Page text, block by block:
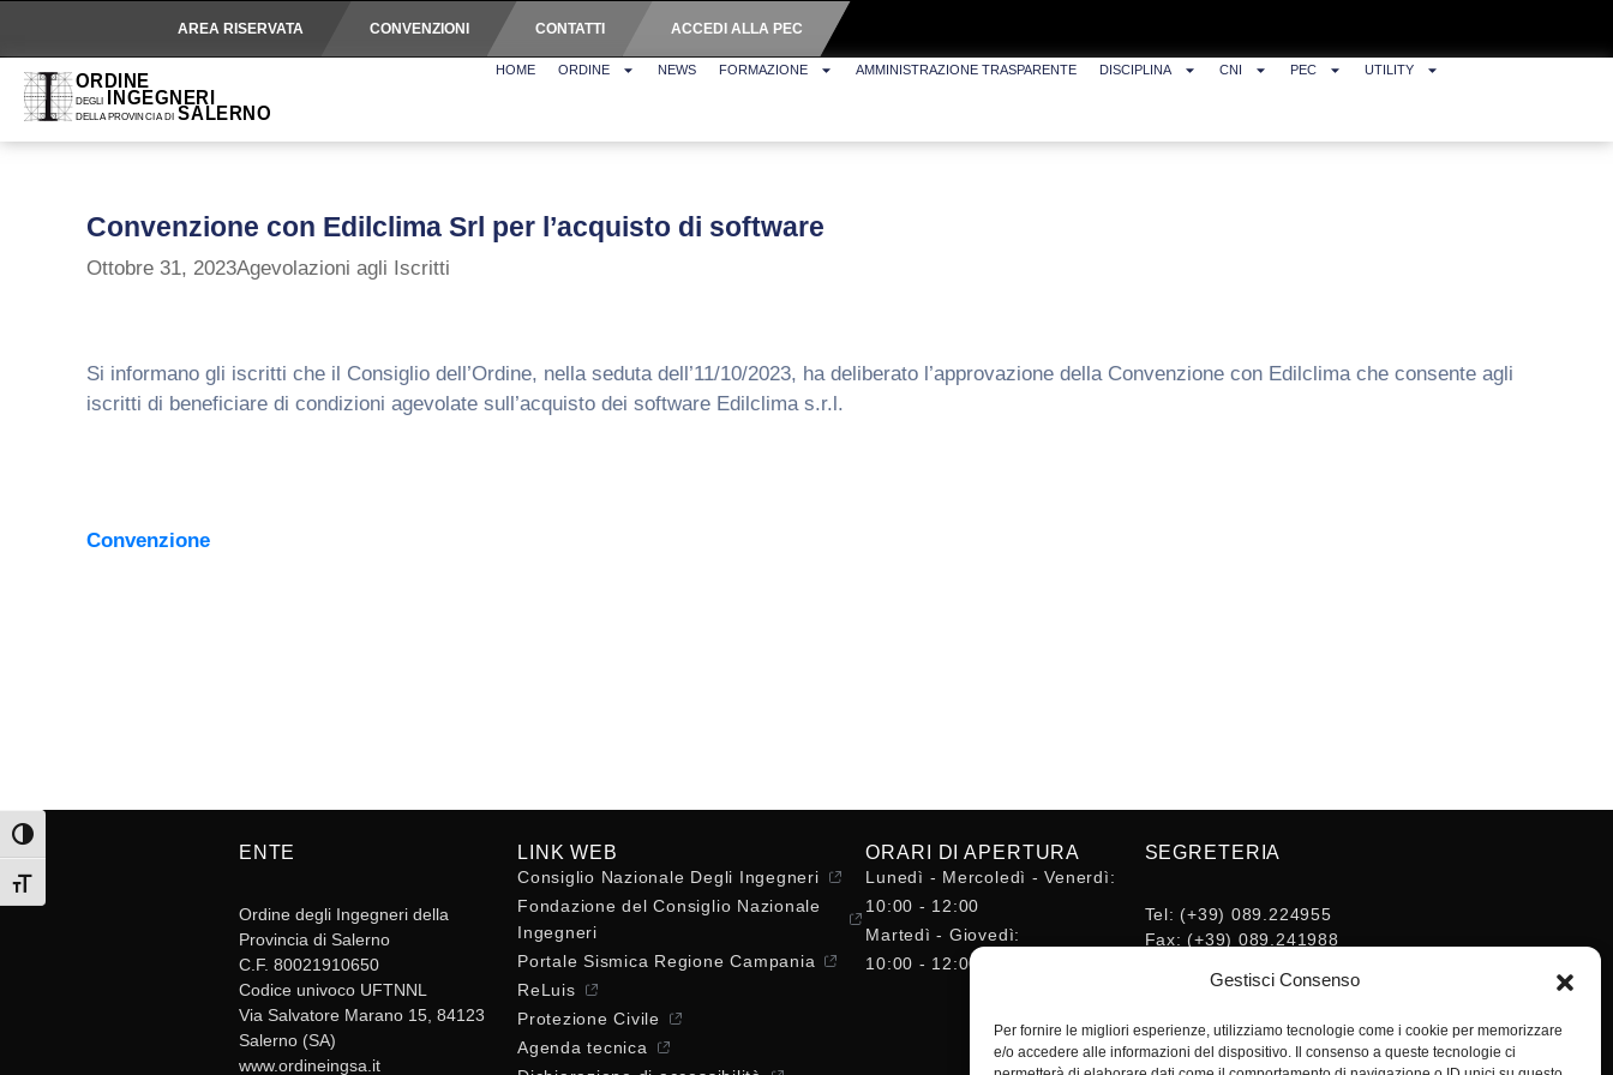
Gestisci Consenso
Per fornire le migliori esperienze, utilizziamo tecnologie come i cookie per memorizzare
e/o accedere alle informazioni del dispositivo. Il consenso a queste tecnologie ci
AREA RISERVATA CONVENZIONI CONTATTI ACCEDI ALLA PEC
HOME ORDINE NEWS FORMAZIONE AMMINISTRAZIONE TRASPARENTE DISCIPLINA CNI PEC UTILITY
Convenzione con Edilclima Srl per l’acquisto di software
Ottobre 31, 2023Agevolazioni agli Iscritti
Si informano gli iscritti che il Consiglio dell’Ordine, nella seduta dell’11/10/2023, ha deliberato l’approvazione della Convenzione con Edilclima che consente agli
iscritti di beneficiare di condizioni agevolate sull’acquisto dei software Edilclima s.r.l.
Convenzione
Attiva/disattiva alto contrasto
Attiva/disattiva dimensione testo
ENTE
Ordine degli Ingegneri della
Provincia di Salerno
C.F. 80021910650
Codice univoco UFTNNL
Via Salvatore Marano 15, 84123
Salerno (SA)
www.ordineingsa.it
LINK WEB
Consiglio Nazionale Degli Ingegneri
Fondazione del Consiglio Nazionale
Ingegneri
Portale Sismica Regione Campania
ReLuis
Protezione Civile
Agenda tecnica
ORARI DI APERTURA
Lunedì - Mercoledì - Venerdì:
10:00 - 12:00
Martedì - Giovedì:
10:00 - 12:00 / 14:30 - 16:30
SEGRETERIA
Tel: (+39) 089.224955
Fax: (+39) 089.241988
segreteria@ordineingsa.it
segreteria.ordine@ordingsa.it